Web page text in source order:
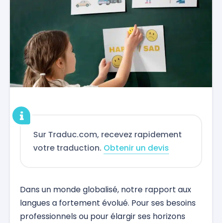
Sur Traduc.com, recevez rapidement
votre traduction. Obtenir un devis
Dans un monde globalisé, notre rapport aux
langues a fortement évolué. Pour ses besoins
professionnels ou pour élargir ses horizons